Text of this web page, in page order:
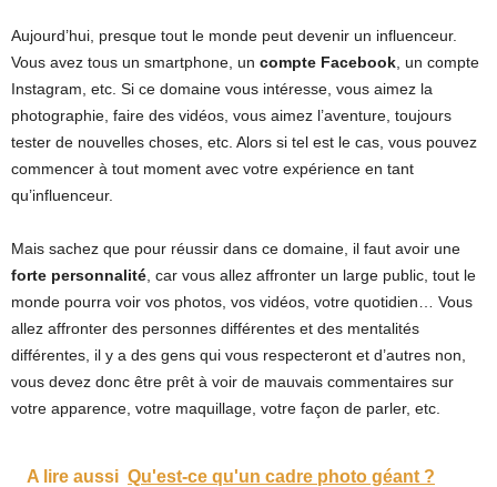
Aujourd’hui, presque tout le monde peut devenir un influenceur.
Vous avez tous un smartphone, un compte Facebook , un compte
Instagram, etc. Si ce domaine vous intéresse, vous aimez la
photographie, faire des vidéos, vous aimez l’aventure, toujours
tester de nouvelles choses, etc. Alors si tel est le cas, vous pouvez
commencer à tout moment avec votre expérience en tant
qu’influenceur.
Mais sachez que pour réussir dans ce domaine, il faut avoir une
forte personnalité , car vous allez affronter un large public, tout le
monde pourra voir vos photos, vos vidéos, votre quotidien… Vous
allez affronter des personnes différentes et des mentalités
différentes, il y a des gens qui vous respecteront et d’autres non,
vous devez donc être prêt à voir de mauvais commentaires sur
votre apparence, votre maquillage, votre façon de parler, etc.
A lire aussi Qu'est-ce qu'un cadre photo géant ?